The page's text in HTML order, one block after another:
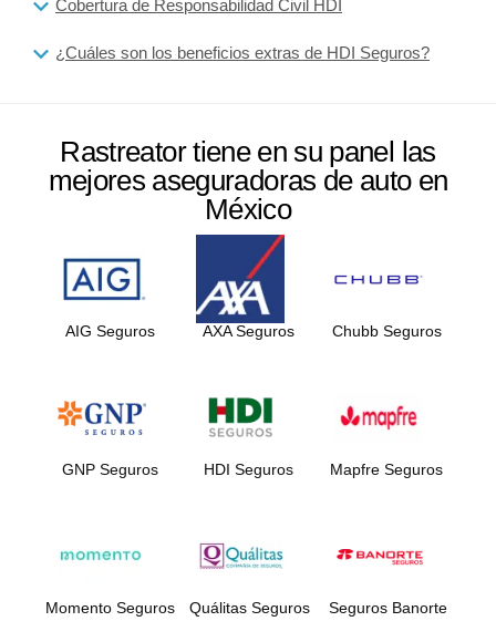
Cobertura de Responsabilidad Civil HDI
¿Cuáles son los beneficios extras de HDI Seguros?
Rastreator tiene en su panel las
mejores aseguradoras de auto en
México
AIG Seguros AXA Seguros Chubb Seguros
GNP Seguros HDI Seguros Mapfre Seguros
Momento Seguros Quálitas Seguros Seguros Banorte